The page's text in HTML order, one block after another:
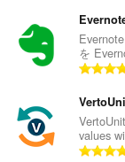
り
を
values